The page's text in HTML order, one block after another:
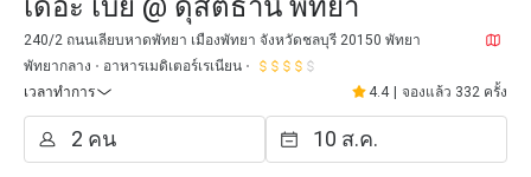
เดอะ เบย์ @ ดุสิตธานี พัทยา
240/2 ถนนเลียบหาดพัทยา เมืองพัทยา จังหวัดชลบุรี 20150 พัทยา
พัทยากลาง
อาหารเมดิเตอร์เรเนียน
เวลาทำการ
4.4 จองแล้ว 332 ครั้ง